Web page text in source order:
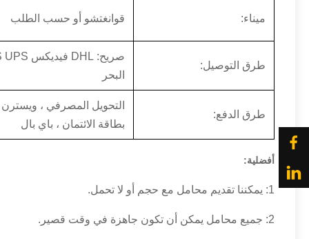
ميناء: قوانغتشو أو حسب الطلب
طرق التوصيل:
البحر
طرق الدفع:
التحويل المصرفي ، ويسترن
بطاقة الائتمان ، باي بال
أفضلية:
1: يمكننا تقديم محامل مع حجم أو لا تحمل.
2: جميع محامل يمكن أن تكون جاهزة في وقت قصير.